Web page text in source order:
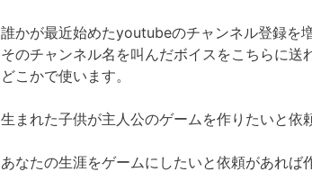
誰かが最近始めたyoutubeのチャンネル登録を
そのチャンネル名を叫んだボイスをこちらに送
どこかで使います。
生まれた子供が主人公のゲームを作りたいと依
あなたの生涯をゲームにしたいと依頼があれば